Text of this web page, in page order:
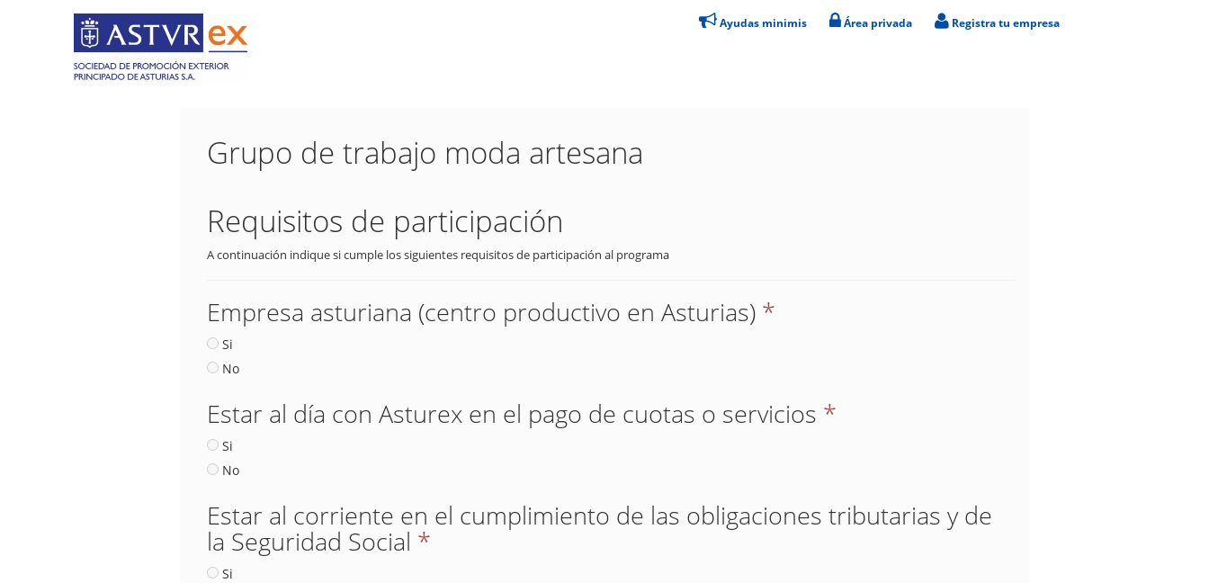
Registra tu empresa
Área privada
Ayudas minimis
Grupo de trabajo moda artesana
Requisitos de participación
A continuación indique si cumple los siguientes requisitos de participación al programa
Empresa asturiana (centro productivo en Asturias) *
Si
No
Estar al día con Asturex en el pago de cuotas o servicios *
Si
No
Estar al corriente en el cumplimiento de las obligaciones tributarias y de
la Seguridad Social *
Si